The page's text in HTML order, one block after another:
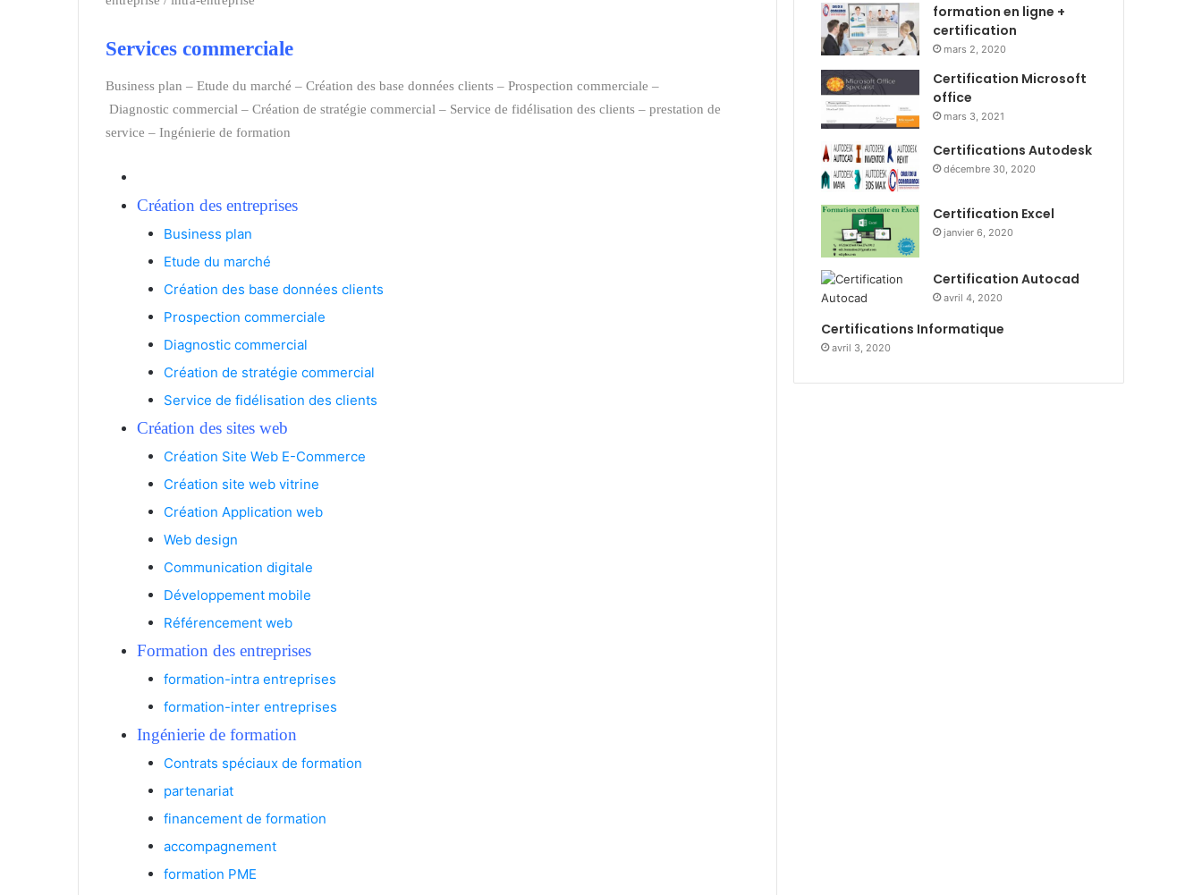
Services commerciale
Business plan – Etude du marché – Création des base données clients – Prospection commerciale –
Diagnostic commercial – Création de stratégie commercial – Service de fidélisation des clients – prestation de
service – Ingénierie de formation
Création des entreprises
Business plan
Etude du marché
Création des base données clients
Prospection commerciale
Diagnostic commercial
Création de stratégie commercial
Service de fidélisation des clients
Création des sites web
Création Site Web E-Commerce
Création site web vitrine
Création Application web
Web design
Communication digitale
Développement mobile
Référencement web
Formation des entreprises
formation-intra entreprises
formation-inter entreprises
Ingénierie de formation
Contrats spéciaux de formation
partenariat
financement de formation
accompagnement
formation PME
formation en ligne +
certification
mars 2, 2020
Certification Microsoft
office
mars 3, 2021
Certifications Autodesk
décembre 30, 2020
Certification Excel
janvier 6, 2020
Certification Autocad
avril 4, 2020
Certifications Informatique
avril 3, 2020